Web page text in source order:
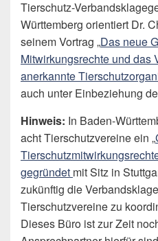
Tierschutz-
Württemberg orientiert Dr.
seinem Vortrag „Das neue
Mitwirkungsrechte und das
anerkannte
auch unter Einbeziehung
Hinweis: In Baden-
acht Tierschutzvereine ein „
gegründet mit Sitz in
zukünftig die
Tierschutzvereine zu
Dieses Büro ist zur Zeit